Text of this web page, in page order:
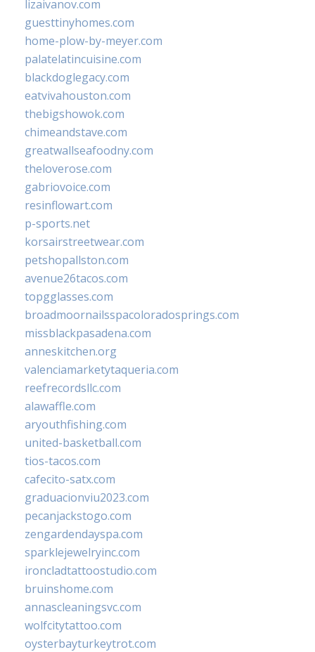
lizaivanov.com
guesttinyhomes.com
home-plow-by-meyer.com
palatelatincuisine.com
blackdoglegacy.com
eatvivahouston.com
thebigshowok.com
chimeandstave.com
greatwallseafoodny.com
theloverose.com
gabriovoice.com
resinflowart.com
p-sports.net
korsairstreetwear.com
petshopallston.com
avenue26tacos.com
topgglasses.com
broadmoornailsspacoloradosprings.com
missblackpasadena.com
anneskitchen.org
valenciamarketytaqueria.com
reefrecordsllc.com
alawaffle.com
aryouthfishing.com
united-basketball.com
tios-tacos.com
cafecito-satx.com
graduacionviu2023.com
pecanjackstogo.com
zengardendayspa.com
sparklejewelryinc.com
ironcladtattoostudio.com
bruinshome.com
annascleaningsvc.com
wolfcitytattoo.com
oysterbayturkeytrot.com